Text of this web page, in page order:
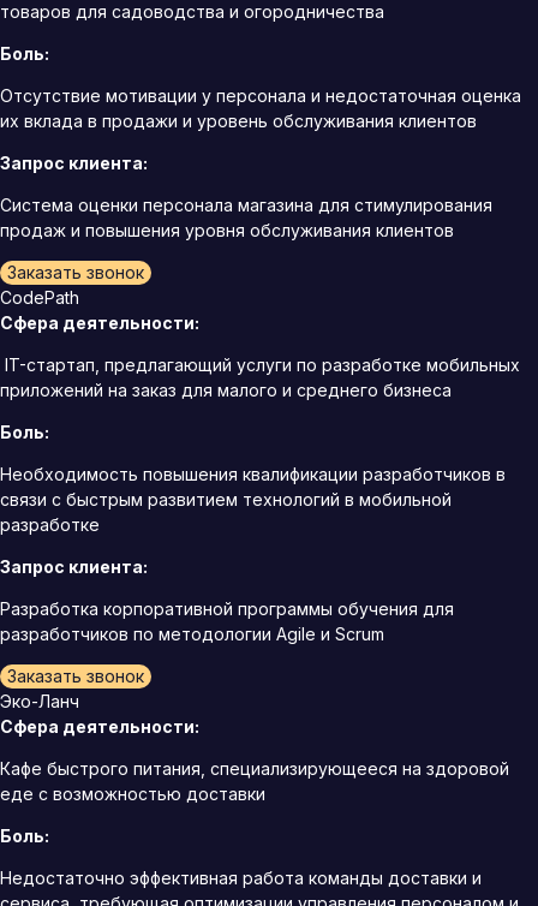
товаров для садоводства и огородничества
Боль:
Отсутствие мотивации у персонала и недостаточная оценка
их вклада в продажи и уровень обслуживания клиентов
Запрос клиента:
Система оценки персонала магазина для стимулирования
продаж и повышения уровня обслуживания клиентов
Заказать звонок
CodePath
Сфера деятельности:
IT-стартап, предлагающий услуги по разработке мобильных
приложений на заказ для малого и среднего бизнеса
Боль:
Необходимость повышения квалификации разработчиков в
связи с быстрым развитием технологий в мобильной
разработке
Запрос клиента:
Разработка корпоративной программы обучения для
разработчиков по методологии Agile и Scrum
Заказать звонок
Эко-Ланч
Сфера деятельности:
Кафе быстрого питания, специализирующееся на здоровой
еде с возможностью доставки
Боль:
Недостаточно эффективная работа команды доставки и